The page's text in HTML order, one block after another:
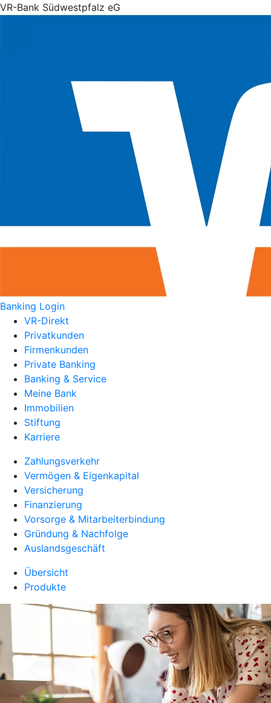
VR-Bank Südwestpfalz eG
Banking Login
VR-Direkt
Privatkunden
Firmenkunden
Private Banking
Banking & Service
Meine Bank
Immobilien
Stiftung
Karriere
Zahlungsverkehr
Vermögen & Eigenkapital
Versicherung
Finanzierung
Vorsorge & Mitarbeiterbindung
Gründung & Nachfolge
Auslandsgeschäft
Übersicht
Produkte